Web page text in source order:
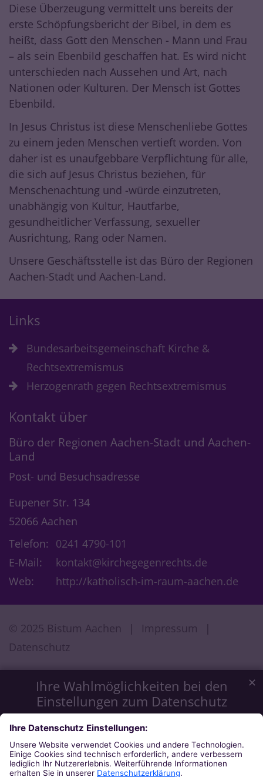
Ihre Wahlmöglichkeiten bei den
Einstellungen zum Datenschutz
Wir möchten Ihnen ein optimales Webseiten-Erlebnis bieten.
Dazu verwenden wir Cookies, die für das Funktionieren
unserer Website notwendig sind. Mit Ihrer Zustimmung
verwenden wir auch Cookies und andere Technologien, die
zur Anzeige externer Inhalte (Videos über Youtube, Audios
über Soundcloud, Karten über MapTiler ...) oder zu
✕
Diese Überzeugung vermittelt uns bereits der
erste Schöpfungsbericht der Bibel, in dem es
heißt, dass Gott den Menschen - Mann und Frau
– als sein Ebenbild geschaffen hat. Es wird nicht
unterschieden nach Aussehen und Art, nach
Nationen oder Kulturen. Der Mensch ist Gottes
Ebenbild.
In Jesus Christus ist diese Menschenliebe Gottes
zu einem jeden Menschen vertieft worden. Von
daher ist es unaufgebbare Verpflichtung für alle,
die sich auf Jesus Christus beziehen, für
Menschenachtung und -würde einzutreten,
unabhängig von Kultur, Hautfarbe,
gesundheitlicher Verfassung, sexueller
Ausrichtung, Rang oder Namen.
Unsere Geschäftsstelle ist das Büro der Regionen
Aachen-Stadt und Aachen-Land.
Links
Bundesarbeitsgemeinschaft Kirche &
Rechtsextremismus
Herzogenrath gegen Rechtsextremismus
Kontakt über
Büro der Regionen Aachen-Stadt und Aachen-
Land
Post- und Besuchsadresse
Eupener Str. 134
52066 Aachen
Telefon:
0241 4790-101
E-Mail:
kontakt@kirchegegenrechts.de
Web:
http://katholisch-im-raum-aachen.de
© 2025 Bistum Aachen
Impressum
Datenschutz